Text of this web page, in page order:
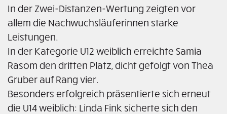
In der Zwei-Distanzen-Wertung zeigten vor
allem die Nachwuchsläuferinnen starke
Leistungen.
In der Kategorie U12 weiblich erreichte Samia
Rasom den dritten Platz, dicht gefolgt von Thea
Gruber auf Rang vier.
Besonders erfolgreich präsentierte sich erneut
die U14 weiblich: Linda Fink sicherte sich den